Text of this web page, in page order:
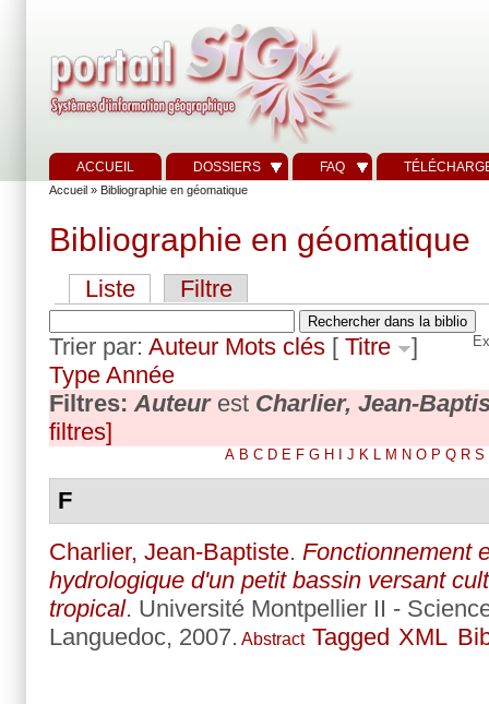
ACCUEIL DOSSIERS FAQ
Accueil » Bibliographie en géomatique
Bibliographie en géomatique
Liste Filtre
Trier par: Auteur Mots clés [ Titre
]
Type Année
Filtres:Auteurest Charlier, Jean-
filtres]
A B C D E F G H J K L M N O P Q R S
F
Charlier, Jean-Baptiste. Fonctionnement
hydrologique d'un petit bassin versant
tropical. Université Montpellier II -
Languedoc, 2007. Abstract Tagged XML